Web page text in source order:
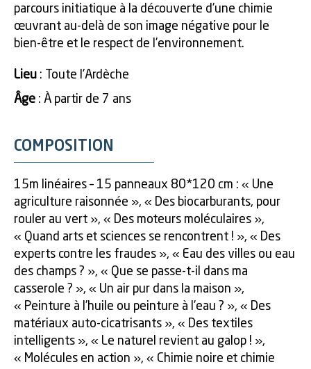
parcours initiatique à la découverte d’une chimie
œuvrant au-delà de son image négative pour le
bien-être et le respect de l’environnement.
Lieu : Toute l’Ardèche
Âge : À partir de 7 ans
COMPOSITION
15m linéaires – 15 panneaux 80*120 cm : « Une
agriculture raisonnée », « Des biocarburants, pour
rouler au vert », « Des moteurs moléculaires »,
« Quand arts et sciences se rencontrent ! », « Des
experts contre les fraudes », « Eau des villes ou eau
des champs ? », « Que se passe-t-il dans ma
casserole ? », « Un air pur dans la maison »,
« Peinture à l’huile ou peinture à l’eau ? », « Des
matériaux auto-cicatrisants », « Des textiles
intelligents », « Le naturel revient au galop ! »,
« Molécules en action », « Chimie noire et chimie